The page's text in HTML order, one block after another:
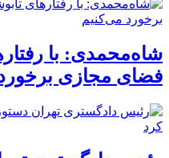
شاه‌محمدی: با
فضای مجازی